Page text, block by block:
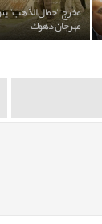
مخرج "حمال الذهب"
مهرجان دهوك